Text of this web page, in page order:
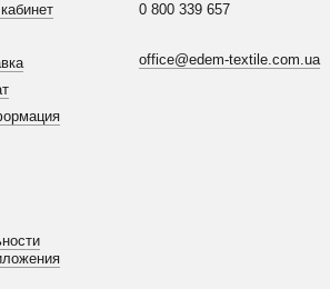
0 800 339 657
office@edem-textile.com.ua